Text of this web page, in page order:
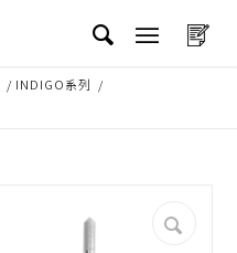
/ INDIGO系列 /